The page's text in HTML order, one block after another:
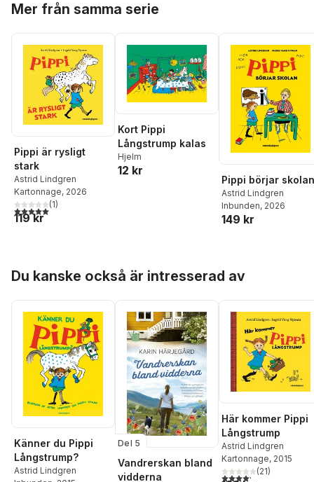
Mer från samma serie
Pippi är rysligt
stark
Astrid Lindgren
Kartonnage, 2026
5,0utav 5 stjärnor. Totalt antal röster:
(1)
119 kr
Kort Pippi
Långstrump kalas
Hjelm
12 kr
Pippi börjar skolan
Astrid Lindgren
Inbunden, 2026
149 kr
Du kanske också är intresserad av
Känner du Pippi
Långstrump?
Astrid Lindgren
Del 5
Vandrerskan bland
vidderna
Här kommer Pippi
Långstrump
Astrid Lindgren
Kartonnage, 2015
4,2utav 5 stjärnor.
(21)